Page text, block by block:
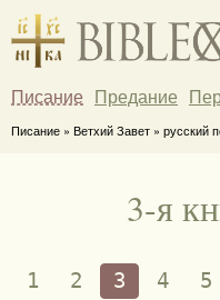
Писание Предание
Писание » Ветхий Завет » русский
3-я
1 2 3 4 5